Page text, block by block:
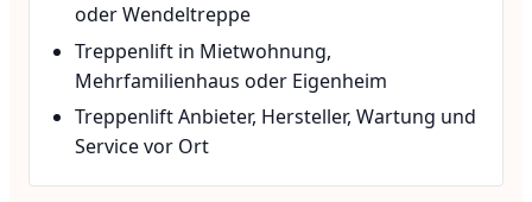
oder Wendeltreppe
Treppenlift in Mietwohnung,
Mehrfamilienhaus oder Eigenheim
Treppenlift Anbieter, Hersteller, Wartung und
Service vor Ort